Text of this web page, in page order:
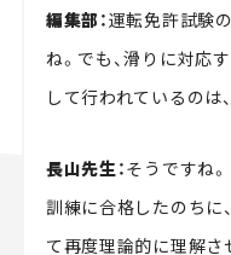
編集部：運転免許試験
ね。でも、滑りに対応
して行われているのは
長山先生：そうですね
訓練に合格したのちに
て再度理論的に理解さ